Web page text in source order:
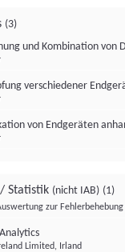
(3)
und Kombination von
verschiedener
von Endgeräten
Statistik (nicht IAB) (1)
zur
Limited, Irland